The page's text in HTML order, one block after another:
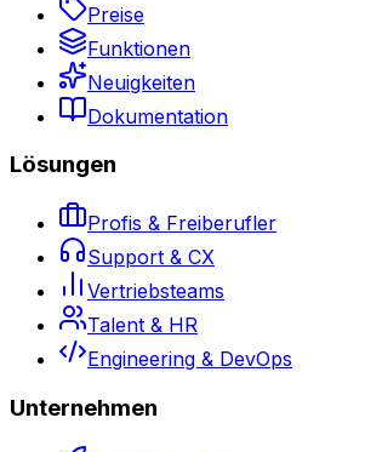
Preise
Funktionen
Neuigkeiten
Dokumentation
Lösungen
Profis & Freiberufler
Support & CX
Vertriebsteams
Talent & HR
Engineering & DevOps
Unternehmen